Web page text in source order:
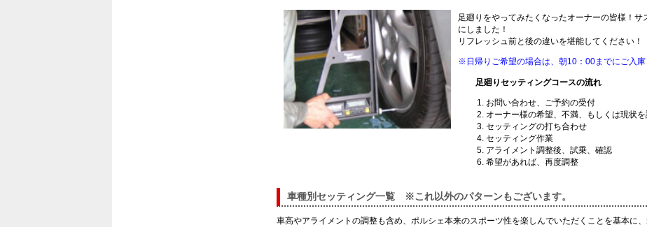
足廻りをやってみたくなったオーナーの皆様！
にしました！
リフレッシュ前と後の違いを堪能してください！
※日帰りご希望の場合は、朝10：00までにご入庫
足廻りセッティングコースの流れ
お問い合わせ、ご予約の受付
オーナー様の希望、不満、もしくは現状
セッティングの打ち合わせ
セッティング作業
アライメント調整後、試乗、確認
希望があれば、再度調整
車種別セッティング一覧 ※これ以外のパターンもございます。
車高やアライメントの調整も含め、ポルシェ本来のスポーツ性を楽しんでいただくことを基本に